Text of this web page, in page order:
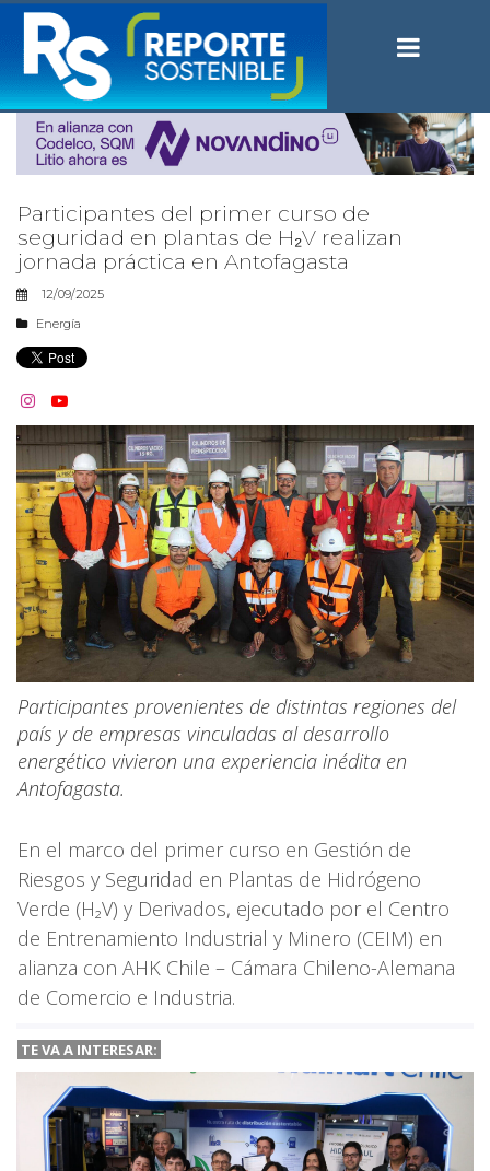
Participantes del primer curso de
seguridad en plantas de H₂V realizan
jornada práctica en Antofagasta
12/09/2025
Energía
 
Participantes provenientes de distintas regiones del
país y de empresas vinculadas al desarrollo
energético vivieron una experiencia inédita en
Antofagasta.
En el marco del primer curso en Gestión de
Riesgos y Seguridad en Plantas de Hidrógeno
Verde (H₂V) y Derivados, ejecutado por el Centro
de Entrenamiento Industrial y Minero (CEIM) en
alianza con AHK Chile – Cámara Chileno-Alemana
de Comercio e Industria.
TE VA A INTERESAR: